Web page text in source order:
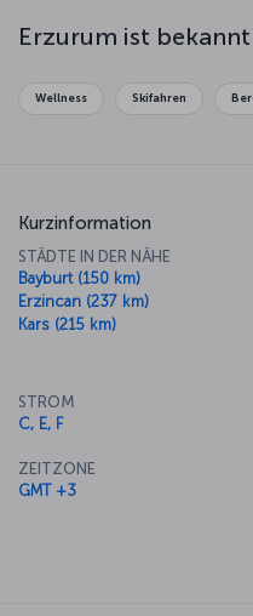
Erzurum ist
Wellness Skifahren
Kurzinformation
STÄDTE IN DER NÄHE
Bayburt (150 km)
Erzincan (237 km)
Kars (215 km)
STROM
C, E, F
ZEITZONE
GMT +3